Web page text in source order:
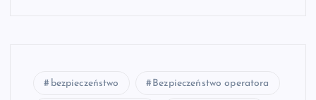
bezpieczeństwo Bezpieczeństwo operatora